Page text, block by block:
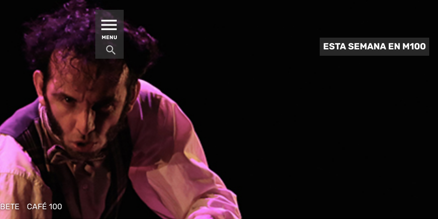
MENU
CAFÉ 100
ESTA SEMANA EN M100